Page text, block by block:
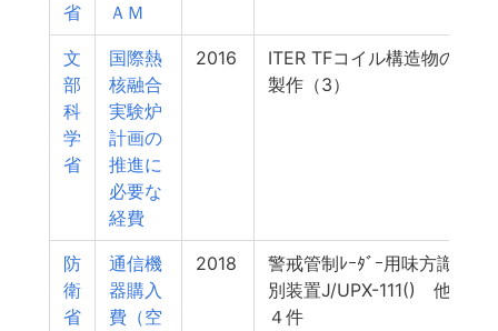
省
ＡＭ
文
部
科
学
省
国際熱
核融合
実験炉
計画の
推進に
必要な
経費
2016
ITER TFコイル構造物の
製作（3）
防
衛
省
通信機
器購入
費（空
2018
警戒管制ﾚｰﾀﾞｰ用味方識
別装置J/UPX-111() 他
４件